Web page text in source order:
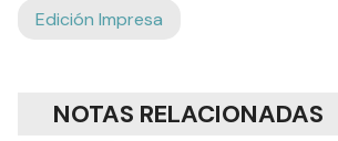
Edición Impresa
NOTAS RELACIONADAS